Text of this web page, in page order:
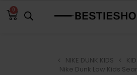
0
NIKE DUNK KIDS
Nike Dunk Low Kids